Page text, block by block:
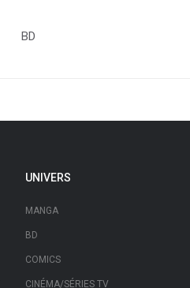
BD
UNIVERS
MANGA
BD
COMICS
CINÉMA/SÉRIES TV